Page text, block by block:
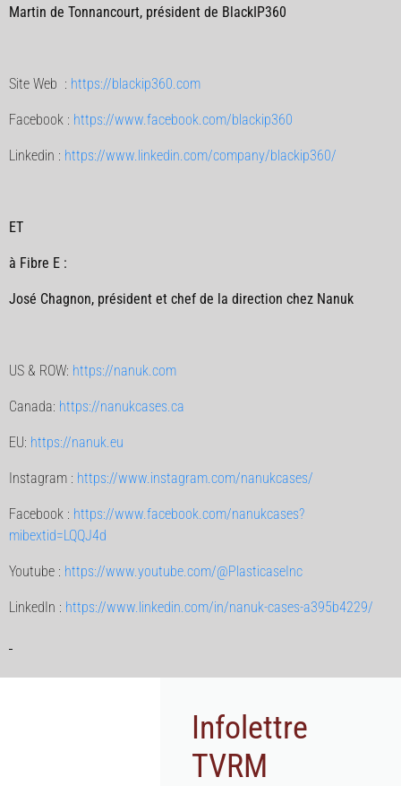
Martin de Tonnancourt, président de BlackIP360
Site Web : https://blackip360.com
Facebook : https://www.facebook.com/blackip360
Linkedin : https://www.linkedin.com/company/blackip360/
ET
à Fibre E :
José Chagnon, président et chef de la direction chez Nanuk
US & ROW: https://nanuk.com
Canada: https://nanukcases.ca
EU: https://nanuk.eu
Instagram : https://www.instagram.com/nanukcases/
Facebook : https://www.facebook.com/nanukcases?
mibextid=LQQJ4d
Youtube : https://www.youtube.com/@PlasticaseInc
LinkedIn : https://www.linkedin.com/in/nanuk-cases-a395b4229/
Infolettre
TVRM